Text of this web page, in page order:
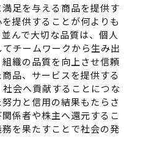
足を与える商品を提供す
提供することが何よりも
んで大切な品質は、個人
チームワークから生み出
織の品質を向上させ信頼
品、サービスを提供する
会へ貢献することにつな
力と信用の結果もたらさ
係者や株主へ還元するこ
を果たすことで社会の発